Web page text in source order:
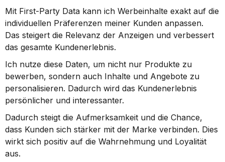
Mit First-Party Data kann ich Werbeinhalte exakt auf die
individuellen Präferenzen meiner Kunden anpassen.
Das steigert die Relevanz der Anzeigen und verbessert
das gesamte Kundenerlebnis.
Ich nutze diese Daten, um nicht nur Produkte zu
bewerben, sondern auch Inhalte und Angebote zu
personalisieren. Dadurch wird das Kundenerlebnis
persönlicher und interessanter.
Dadurch steigt die Aufmerksamkeit und die Chance,
dass Kunden sich stärker mit der Marke verbinden. Dies
wirkt sich positiv auf die Wahrnehmung und Loyalität
aus.